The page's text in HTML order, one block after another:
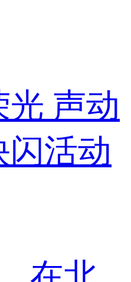
光 声动
闪活动